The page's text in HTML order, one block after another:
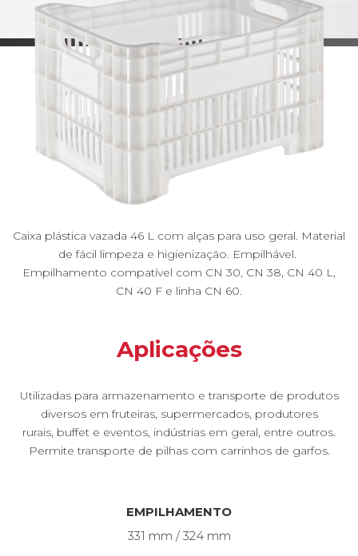
Caixa plástica vazada 46 L com alças para uso geral. Material
de fácil limpeza e higienização. Empilhável.
Empilhamento compatível com CN 30, CN 38, CN 40 L,
CN 40 F e linha CN 60.
Aplicações
Utilizadas para armazenamento e transporte de produtos
diversos em fruteiras, supermercados, produtores
rurais, buffet e eventos, indústrias em geral, entre outros.
Permite transporte de pilhas com carrinhos de garfos.
EMPILHAMENTO
331 mm / 324 mm